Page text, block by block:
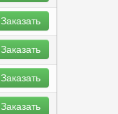
Заказать
Заказать
Заказать
Заказать